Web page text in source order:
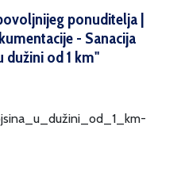
ponuditelja |
- Sanacija
dužini od 1 km''